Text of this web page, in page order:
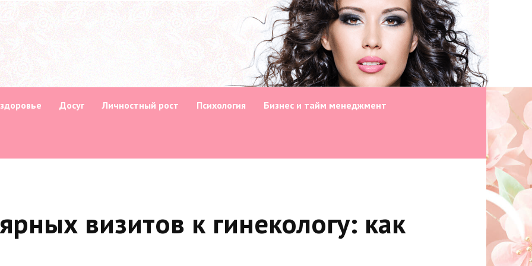
Досуг Личностный рост Психология Бизнес и тайм менеджмент
визитов к гинекологу: как